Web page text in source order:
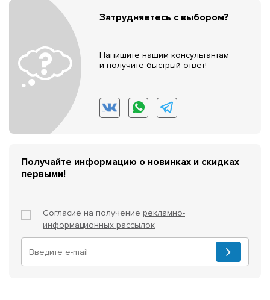
Затрудняетесь с выбором?
Напишите нашим консультантам
и получите быстрый ответ!
Получайте информацию о новинках и скидках
первыми!
Согласие на получение рекламно-
информационных рассылок